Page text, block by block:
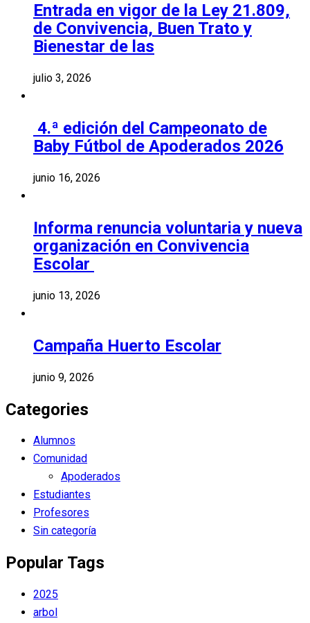
Entrada en vigor de la Ley 21.809,
de Convivencia, Buen Trato y
Bienestar de las
julio 3, 2026
4.ª edición del Campeonato de
Baby Fútbol de Apoderados 2026
junio 16, 2026
Informa renuncia voluntaria y nueva
organización en Convivencia
Escolar
junio 13, 2026
Campaña Huerto Escolar
junio 9, 2026
Categories
Alumnos
Comunidad
Apoderados
Estudiantes
Profesores
Sin categoría
Popular Tags
2025
arbol